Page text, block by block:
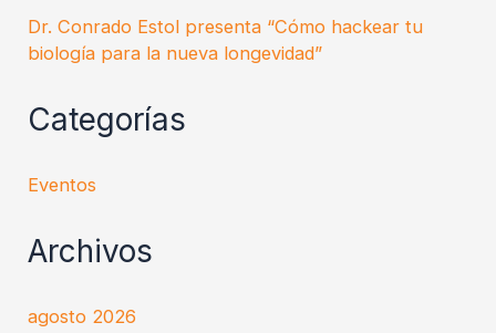
Dr. Conrado Estol presenta “Cómo hackear tu
biología para la nueva longevidad”
Categorías
Eventos
Archivos
agosto 2026